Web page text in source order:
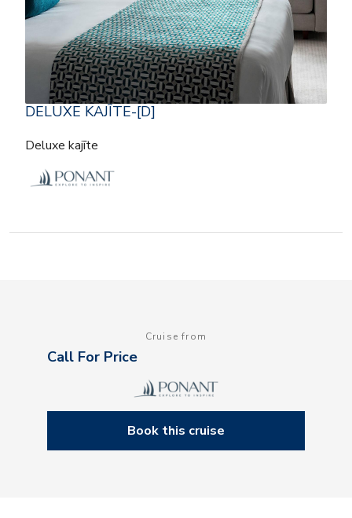
DELUXE KAJĪTE-[D]
Deluxe kajīte
Cruise from
Call For Price
Book this cruise